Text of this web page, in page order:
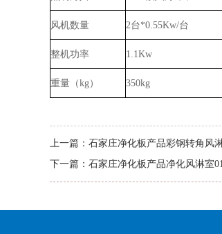
风机数量 2台*0.55Kw/台
整机功率 1.1Kw
重量（kg） 350kg
上一篇： 石家庄净化板产品彩钢转角风
下一篇： 石家庄净化板产品净化风淋室